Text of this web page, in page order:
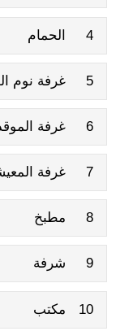
4 الحمام
5 غرفة نوم
6 غرفة
7 غرفة
8 مطبخ
9 شرفة
10 مكتب